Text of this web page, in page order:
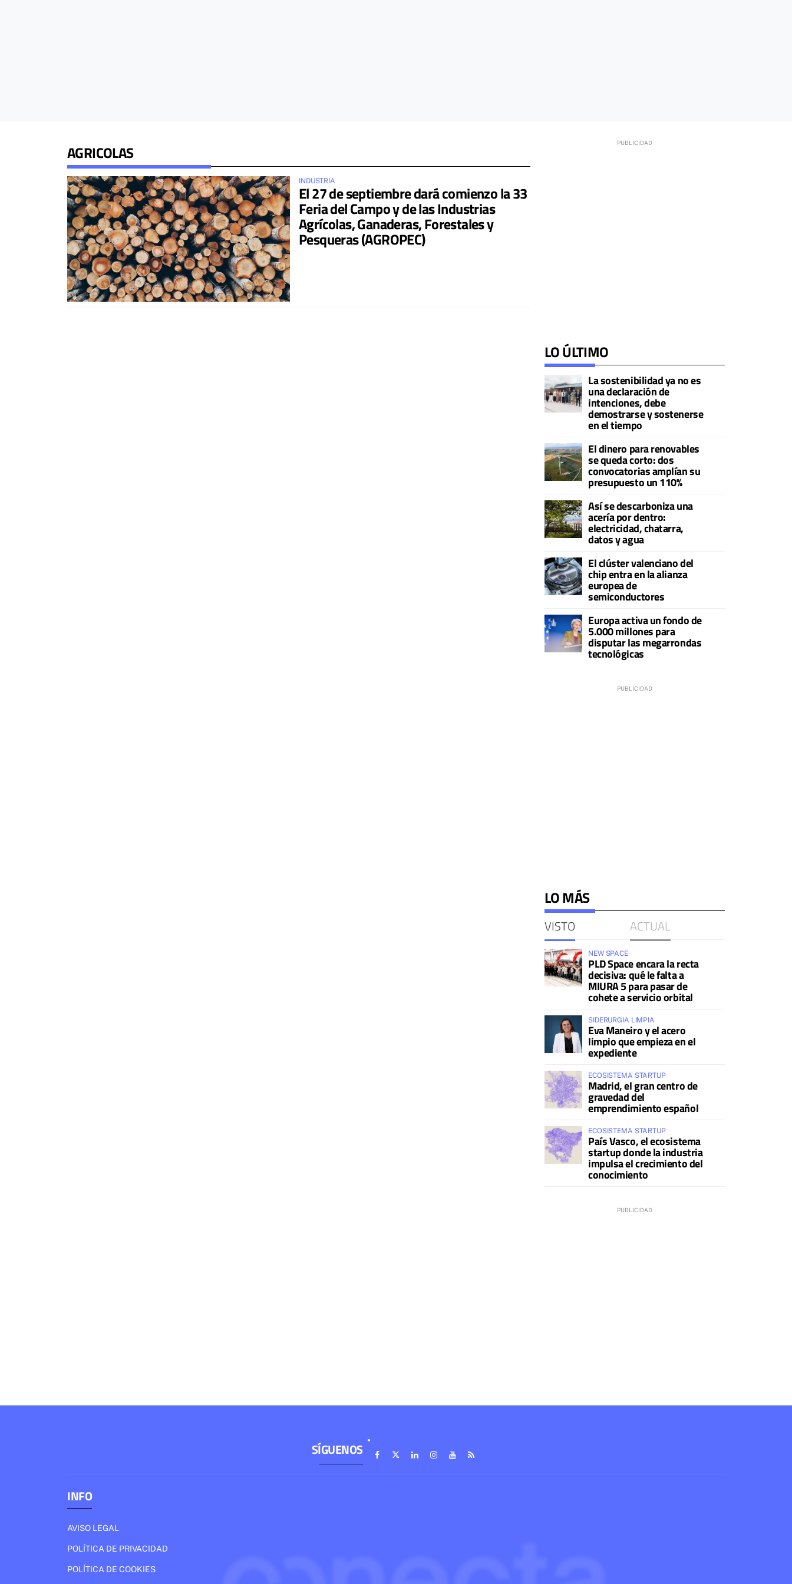
AGRICOLAS
INDUSTRIA
El 27 de septiembre dará comienzo la 33
Feria del Campo y de las Industrias
Agrícolas, Ganaderas, Forestales y
Pesqueras (AGROPEC)
LO ÚLTIMO
La sostenibilidad ya no es
una declaración de
intenciones, debe
demostrarse y sostenerse
en el tiempo
El dinero para renovables
se queda corto: dos
convocatorias amplían su
presupuesto un 110%
Así se descarboniza una
acería por dentro:
electricidad, chatarra,
datos y agua
El clúster valenciano del
chip entra en la alianza
europea de
semiconductores
Europa activa un fondo de
5.000 millones para
disputar las megarrondas
tecnológicas
LO MÁS
VISTO ACTUAL
NEW SPACE
PLD Space encara la recta
decisiva: qué le falta a
MIURA 5 para pasar de
cohete a servicio orbital
SIDERURGIA LIMPIA
Eva Maneiro y el acero
limpio que empieza en el
expediente
ECOSISTEMA STARTUP
Madrid, el gran centro de
gravedad del
emprendimiento español
ECOSISTEMA STARTUP
País Vasco, el ecosistema
startup donde la industria
impulsa el crecimiento del
conocimiento
SÍGUENOS
INFO
AVISO LEGAL
POLÍTICA DE PRIVACIDAD
POLÍTICA DE COOKIES